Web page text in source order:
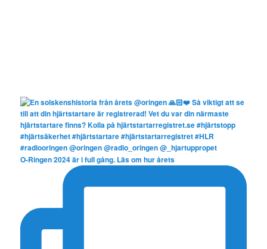
O-Ringen 2024 är i full gång. Läs om hur årets